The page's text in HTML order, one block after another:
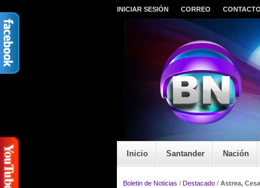
INICIAR SESIÓN CORREO CONTACTO
Inicio Santander Nación
Boletin de Noticias / Destacado / Astrea,